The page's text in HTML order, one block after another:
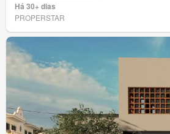
Há 30+ dias
PROPERSTAR